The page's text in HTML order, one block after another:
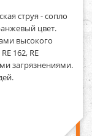
струя - сопло
цвет.
высокого
162, RE
загрязнениями.